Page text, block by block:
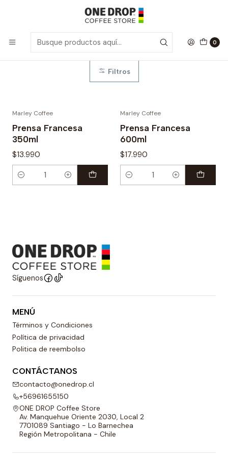
0
Inicio Espumador
Espumador
Filtros
Marley Coffee
Prensa Francesa
350ml
$13.990
Cantidad
Marley Coffee
Prensa Francesa
600ml
$17.990
Cantidad
Síguenos
MENÚ
Términos y Condiciones
Política de privacidad
Politica de reembolso
CONTÁCTANOS
contacto@onedrop.cl
+56961655150
ONE DROP Coffee Store
Av. Manquehue Oriente 2030, Local 2
7701089 Santiago - Lo Barnechea
Región Metropolitana - Chile